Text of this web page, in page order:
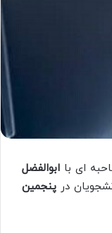
ای با ابوالفضل
در پنجمین